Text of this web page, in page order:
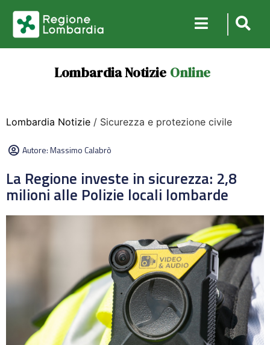
Lombardia Notizie Online
Lombardia Notizie / Sicurezza e protezione civile
Autore:Massimo Calabrò
La Regione investe in sicurezza: 2,8
milioni alle Polizie locali lombarde